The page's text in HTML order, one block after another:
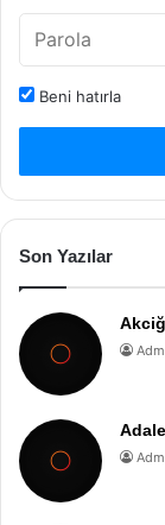
Beni hatırla
Son Yazılar